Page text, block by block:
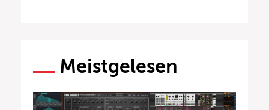
Meistgelesen